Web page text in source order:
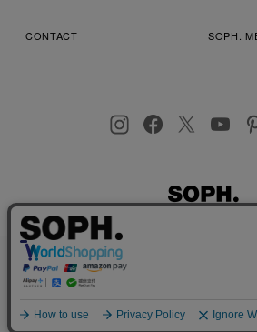
CONTACT SOPH.
プライバシーポリシー
店舗受取サービス
お客様により良いサービスを提供するた
使用することがございます。 詳しくは
ご確認ください。
OK